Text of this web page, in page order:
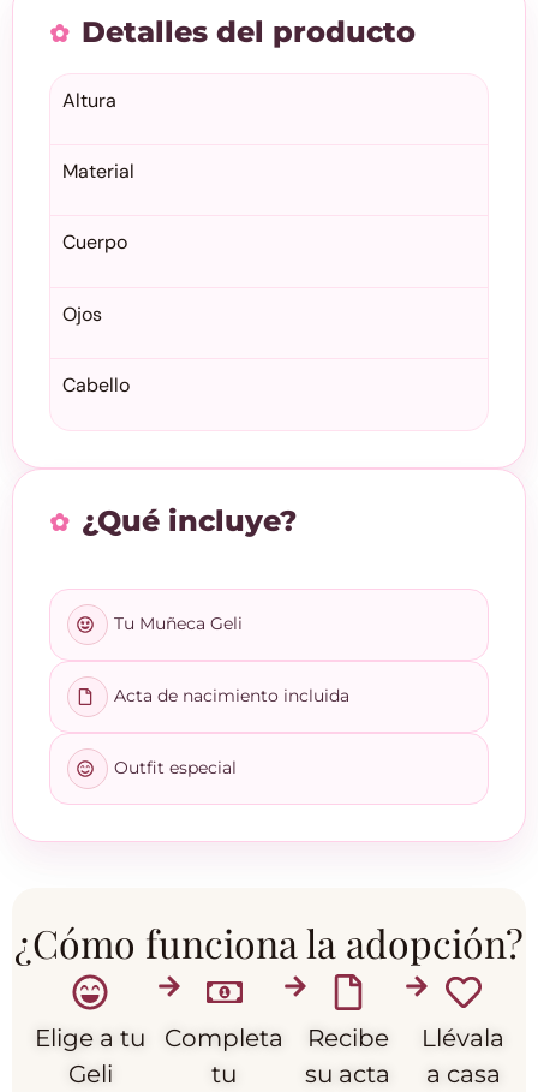
Detalles del producto
Altura
Material
Cuerpo
Ojos
Cabello
¿Qué incluye?
Tu Muñeca Geli
Acta de nacimiento incluida
Outfit especial
¿Cómo funciona la adopción?
Elige a tu
Geli
Completa
tu
Recibe
su acta
Llévala
a casa